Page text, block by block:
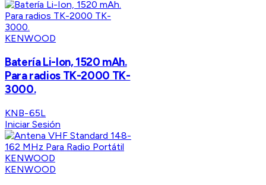
KENWOOD
Batería Li-Ion, 1520 mAh.
Para radios TK-2000 TK-
3000.
KNB-65L
Iniciar Sesión
KENWOOD